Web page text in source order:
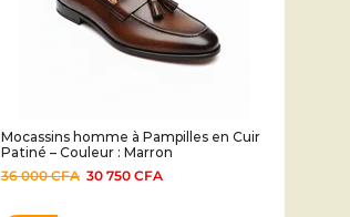
Mocassins homme à Pampilles en Cuir
Patiné – Couleur : Marron
36 000CFA 30 750 CFA